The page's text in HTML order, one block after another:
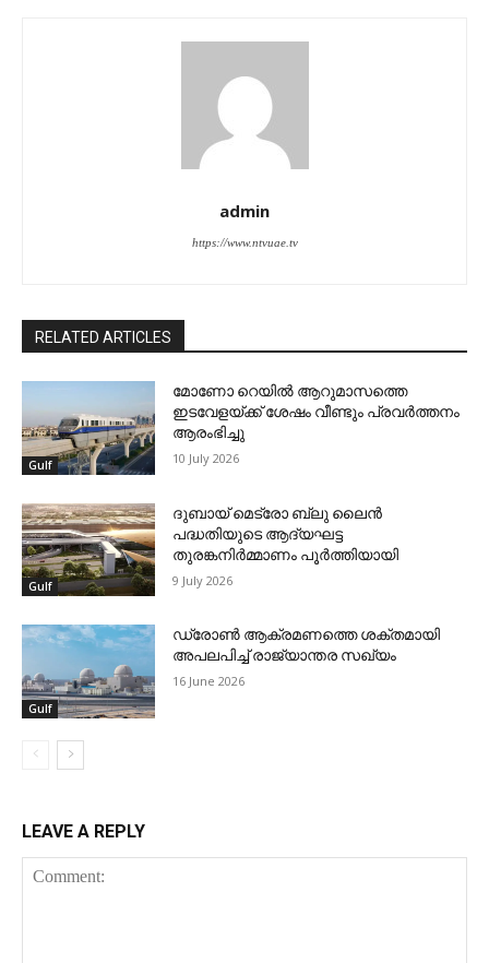
admin
https://www.ntvuae.tv
RELATED ARTICLES
Gulf
മോണോ റെയില്‍ ആറുമാസത്തെ
ഇടവേളയ്ക്ക് ശേഷം വീണ്ടും പ്രവര്‍ത്തനം
ആരംഭിച്ചു
10 July 2026
Gulf
ദുബായ് മെട്രോ ബ്ലു ലൈന്‍
പദ്ധതിയുടെ ആദ്യഘട്ട
തുരങ്കനിര്‍മ്മാണം പൂര്‍ത്തിയായി
9 July 2026
Gulf
ഡ്രോണ്‍ ആക്രമണത്തെ ശക്തമായി
അപലപിച്ച് രാജ്യാന്തര സഖ്യം
16 June 2026
LEAVE A REPLY